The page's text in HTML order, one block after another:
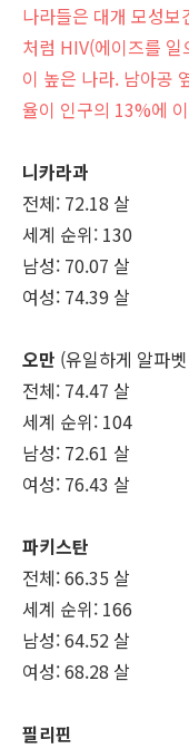
나라들은 대개 모성
처럼 HIV(에이즈를
이 높은 나라. 남아공
율이 인구의 13%에
니카라과
전체: 72.18 살
세계 순위: 130
남성: 70.07 살
여성: 74.39 살
오만 (유일하게 알파
전체: 74.47 살
세계 순위: 104
남성: 72.61 살
여성: 76.43 살
파키스탄
전체: 66.35 살
세계 순위: 166
남성: 64.52 살
여성: 68.28 살
필리핀